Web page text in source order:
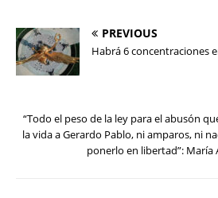
PREVIOUS
Habrá 6 concentraciones
“Todo el peso de la ley para el abusón
la vida a Gerardo Pablo, ni amparos, ni
ponerlo en libertad”: María